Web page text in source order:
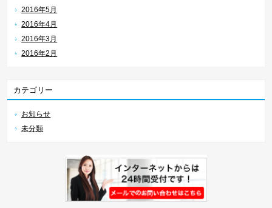
2016年5月
2016年4月
2016年3月
2016年2月
カテゴリー
お知らせ
未分類